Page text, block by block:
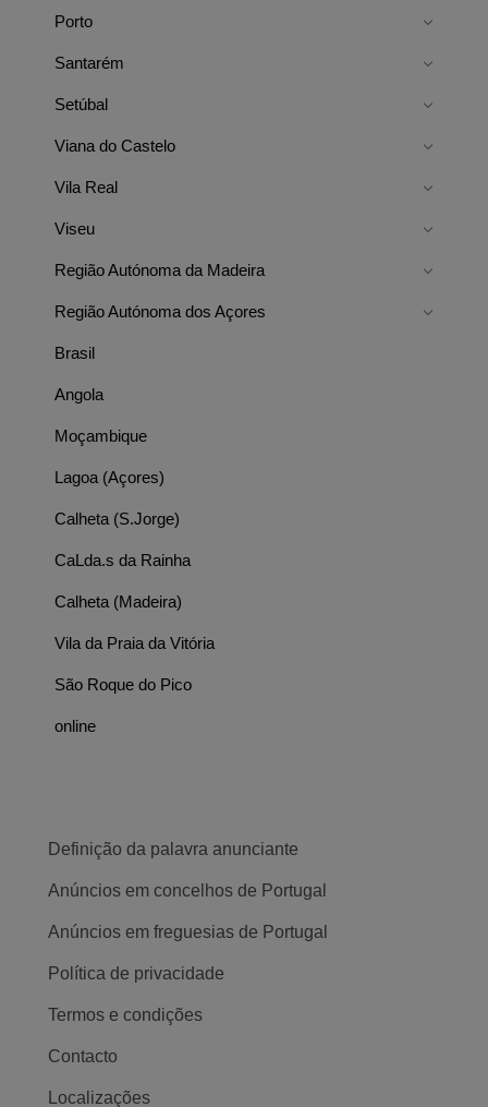
Porto
Santarém
Setúbal
Viana do Castelo
Vila Real
Viseu
Região Autónoma da Madeira
Região Autónoma dos Açores
Brasil
Angola
Moçambique
Lagoa (Açores)
Calheta (S.Jorge)
CaLda.s da Rainha
Calheta (Madeira)
Vila da Praia da Vitória
São Roque do Pico
online
Definição da palavra anunciante
Anúncios em concelhos de Portugal
Anúncios em freguesias de Portugal
Política de privacidade
Termos e condições
Contacto
Localizações